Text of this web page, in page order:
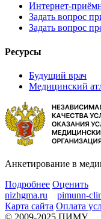
Интернет-
Задать вопрос
Задать вопрос
Ресурсы
Будущий врач
Медицинский
Анкетирование в
Подробнее Оценить
nizhgma.ru
pimunn-
Карта сайта Оплата
© 2009-2025 ПИМУ